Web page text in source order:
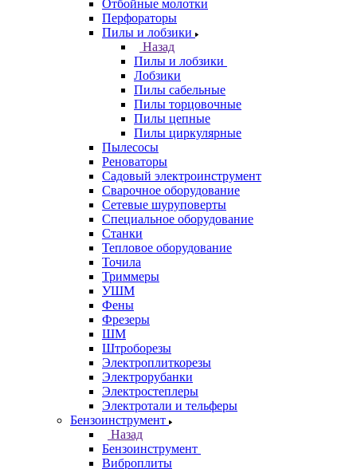
Отбойные молотки
Перфораторы
Пилы и лобзики
Назад
Пилы и лобзики
Лобзики
Пилы сабельные
Пилы торцовочные
Пилы цепные
Пилы циркулярные
Пылесосы
Реноваторы
Садовый электроинструмент
Сварочное оборудование
Сетевые шуруповерты
Специальное оборудование
Станки
Тепловое оборудование
Точила
Триммеры
УШМ
Фены
Фрезеры
ШМ
Штроборезы
Электроплиткорезы
Электрорубанки
Электростеплеры
Электротали и тельферы
Бензоинструмент
Назад
Бензоинструмент
Виброплиты